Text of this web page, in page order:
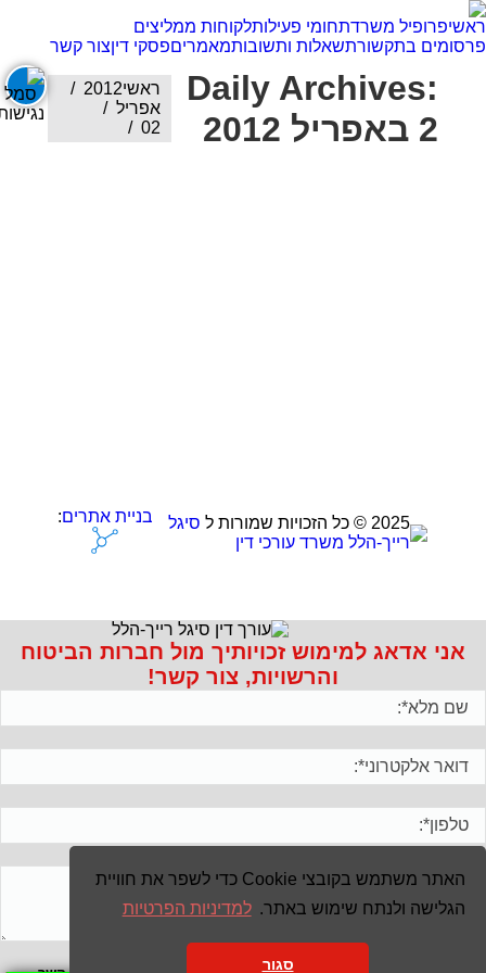
האתר משתמש בקובצי Cookie כדי לשפר את חוויית
הגלישה ולנתח שימוש באתר. למדיניות הפרטיות
סגור
ראשיפרופיל משרדתחומי פעילותלקוחות ממליצים
פרסומים בתקשורתשאלות ותשובותמאמריםפסקי דיןצור קשר
Daily Archives:
2 באפריל 2012
אתה כאן:
ראשי2012
אפריל
02
2025 © כל הזכויות שמורות ל
סיגל
רייך-הלל משרד עורכי דין
בניית אתרים:
אני אדאג למימוש זכויותיך מול חברות הביטוח
והרשויות, צור קשר!